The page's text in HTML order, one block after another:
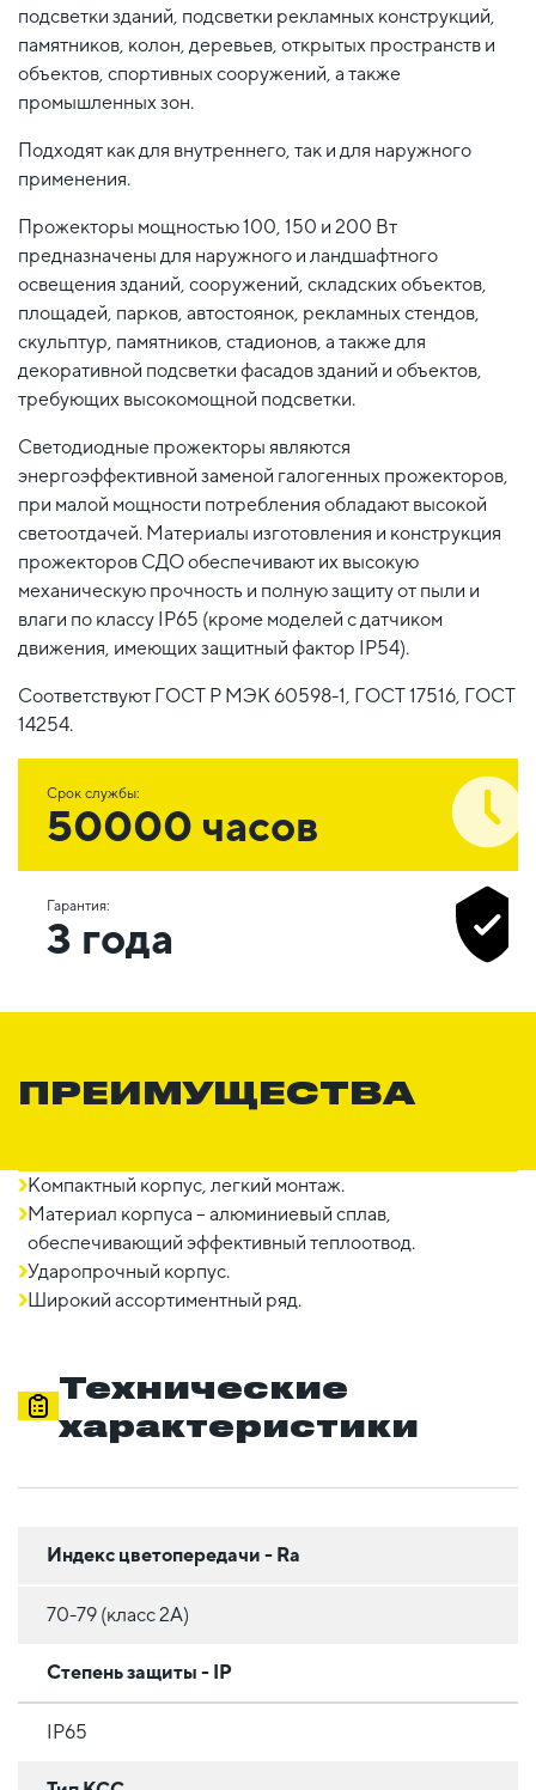
подсветки зданий, подсветки рекламных конструкций,
памятников, колон, деревьев, открытых пространств и
объектов, спортивных сооружений, а также
промышленных зон.
Подходят как для внутреннего, так и для наружного
применения.
Прожекторы мощностью 100, 150 и 200 Вт
предназначены для наружного и ландшафтного
освещения зданий, сооружений, складских объектов,
площадей, парков, автостоянок, рекламных стендов,
скульптур, памятников, стадионов, а также для
декоративной подсветки фасадов зданий и объектов,
требующих высокомощной подсветки.
Светодиодные прожекторы являются
энергоэффективной заменой галогенных прожекторов,
при малой мощности потребления обладают высокой
светоотдачей. Материалы изготовления и конструкция
прожекторов СДО обеспечивают их высокую
механическую прочность и полную защиту от пыли и
влаги по классу IP65 (кроме моделей с датчиком
движения, имеющих защитный фактор IP54).
Соответствуют ГОСТ Р МЭК 60598-1, ГОСТ 17516, ГОСТ
14254.
Срок службы:
50000 часов
Гарантия:
3 года
ПРЕИМУЩЕСТВА
Компактный корпус, легкий монтаж.
Материал корпуса – алюминиевый сплав,
обеспечивающий эффективный теплоотвод.
Ударопрочный корпус.
Широкий ассортиментный ряд.
Технические
характеристики
Индекс цветопередачи - Ra
70-79 (класс 2A)
Степень защиты - IP
IP65